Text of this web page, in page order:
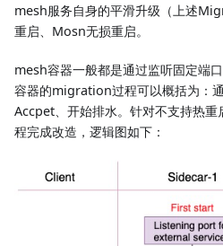
mesh服务自身的平滑升级（上述
重启、Mosn无损重启。
mesh容器一般都是通过监听固定端
容器的migration过程可以概括为：
Accpet、开始排水。针对不支持热
程完成改造，逻辑图如下：